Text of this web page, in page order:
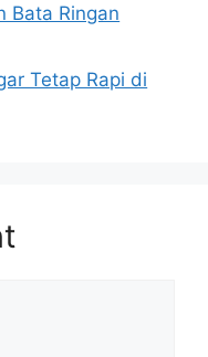
Bata Ringan
Tetap Rapi di